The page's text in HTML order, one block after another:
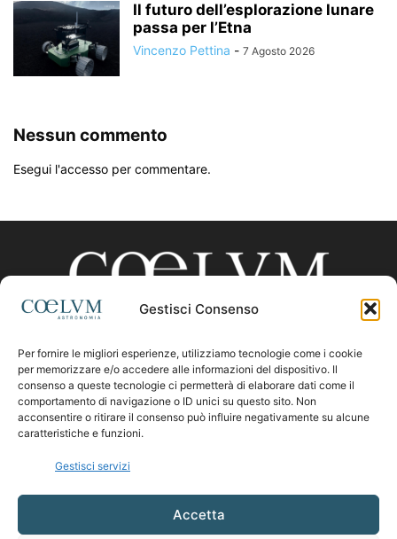
Gestisci Consenso
Per fornire le migliori esperienze, utilizziamo tecnologie come i cookie
per memorizzare e/o accedere alle informazioni del dispositivo. Il
consenso a queste tecnologie ci permetterà di elaborare dati come il
comportamento di navigazione o ID unici su questo sito. Non
acconsentire o ritirare il consenso può influire negativamente su alcune
caratteristiche e funzioni.
Gestisci servizi
Accetta
Il futuro dell’esplorazione lunare
passa per l’Etna
Vincenzo Pettina - 7 Agosto 2026
Nessun commento
Esegui l'accesso per commentare.
CHI SIAMO
Contattaci:coelumastro@coelum.com